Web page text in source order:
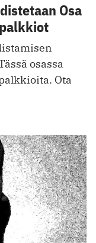
Osa
osassa
Ota